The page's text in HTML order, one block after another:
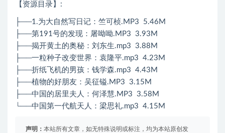
【资源目录】 :
├──1.为大自然写日记：竺可桢.MP3 5.46M
├──第191号的发现：屠呦呦.MP3 3.93M
├──揭开黄土的奥秘：刘东生.mp3 3.88M
├──一粒种子改变世界：袁隆平.mp3 4.23M
├──折纸飞机的男孩：钱学森.mp3 4.43M
├──植物的好朋友：吴征镒.MP3 3.15M
├──中国的居里夫人：何泽慧.MP3 3.58M
└──中国第一代航天人：梁思礼.mp3 4.15M
声明： 本站所有文章，如无特殊说明或标注，均为本站原创发